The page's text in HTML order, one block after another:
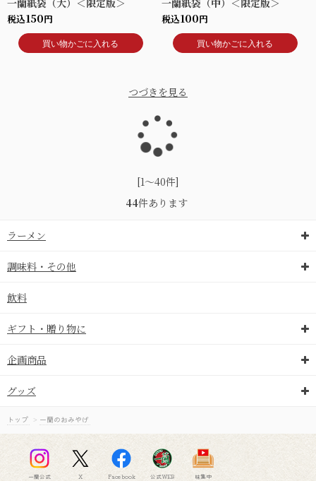
一蘭紙袋（大）＜限定版＞
税込150円
買い物かごに入れる
一蘭紙袋（中）＜限定版＞
税込100円
買い物かごに入れる
つづきを見る
み
[1～40件]
44件あります
ラーメン
調味料・その他
飲料
ギフト・贈り物に
企画商品
グッズ
トップ > 一蘭のおみやげ
一蘭公式 X Facebook 公式WEB 味集中